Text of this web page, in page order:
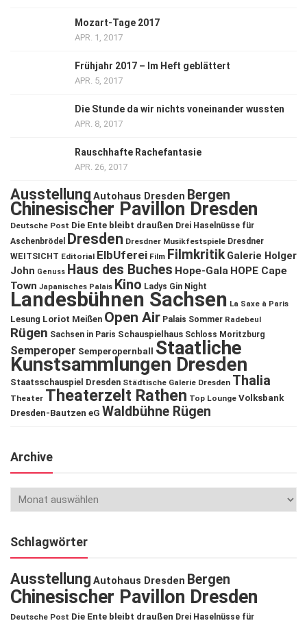
Mozart-Tage 2017
APR. 1, 2017
Frühjahr 2017 – Im Heft geblättert
APR. 5, 2017
Die Stunde da wir nichts voneinander wussten
APR. 8, 2017
Rauschhafte Rachefantasie
APR. 26, 2017
Ausstellung Autohaus Dresden Bergen
Chinesischer Pavillon Dresden
Deutsche Post Die Ente bleibt draußen Drei Haselnüsse für
Aschenbrödel
Dresden Dresdner Musikfestspiele Dresdner
WEITSICHT Editorial ElbUferei Film Filmkritik Galerie Holger
John Genuss Haus des Buches Hope-Gala HOPE Cape
Town Japanisches Palais Kino Ladys Gin Night
Landesbühnen Sachsen La Saxe à Paris
Lesung Loriot Meißen Open Air Palais Sommer Radebeul
Rügen Sachsen in Paris Schauspielhaus Schloss Moritzburg
Semperoper Semperopernball Staatliche
Kunstsammlungen Dresden
Staatsschauspiel Dresden Städtische Galerie Dresden Thalia
Theater Theaterzelt Rathen Top Lounge Volksbank
Dresden-Bautzen eG Waldbühne Rügen
Archive
Schlagwörter
Ausstellung Autohaus Dresden Bergen
Chinesischer Pavillon Dresden
Deutsche Post Die Ente bleibt draußen Drei Haselnüsse für